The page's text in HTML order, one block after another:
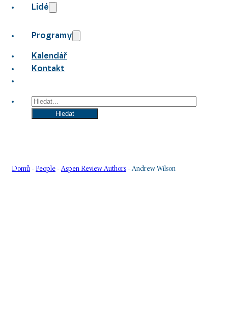
Lidé
Programy
Kalendář
Kontakt
Hledat
Hledat
Domů - People - Aspen Review Authors - Andrew Wilson